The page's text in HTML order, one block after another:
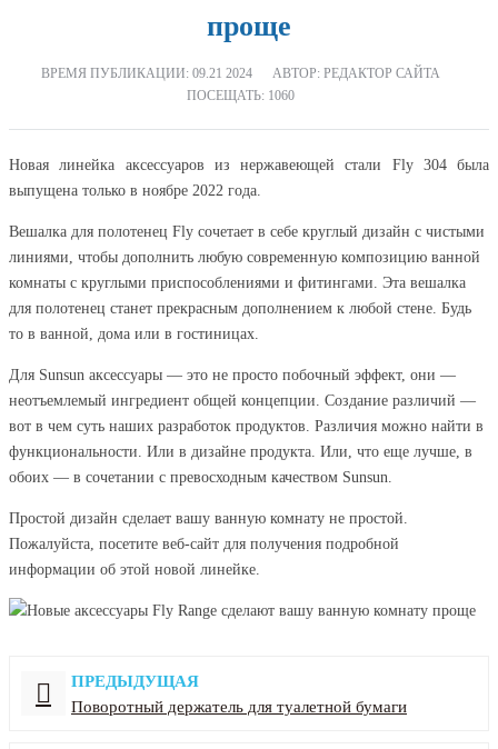
проще
ВРЕМЯ ПУБЛИКАЦИИ: 09.21 2024
АВТОР: РЕДАКТОР САЙТА
ПОСЕЩАТЬ: 1060
Новая линейка аксессуаров из нержавеющей стали Fly 304 была
выпущена только в ноябре 2022 года.
Вешалка для полотенец Fly сочетает в себе круглый дизайн с чистыми
линиями, чтобы дополнить любую современную композицию ванной
комнаты с круглыми приспособлениями и фитингами. Эта вешалка
для полотенец станет прекрасным дополнением к любой стене. Будь
то в ванной, дома или в гостиницах.
Для Sunsun аксессуары — это не просто побочный эффект, они —
неотъемлемый ингредиент общей концепции. Создание различий —
вот в чем суть наших разработок продуктов. Различия можно найти в
функциональности. Или в дизайне продукта. Или, что еще лучше, в
обоих — в сочетании с превосходным качеством Sunsun.
Простой дизайн сделает вашу ванную комнату не простой.
Пожалуйста, посетите веб-сайт для получения подробной
информации об этой новой линейке.
ПРЕДЫДУЩАЯ
Поворотный держатель для туалетной бумаги